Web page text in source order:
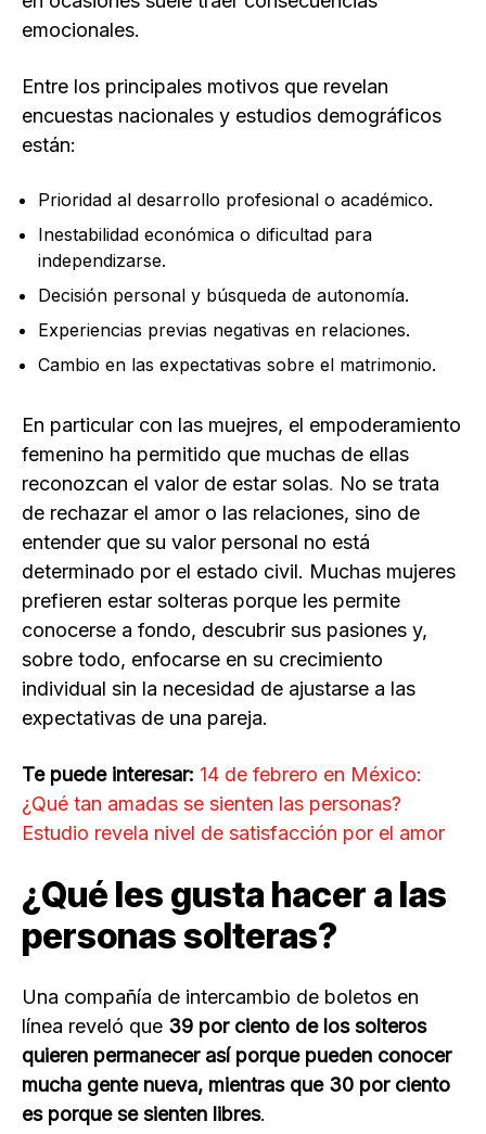
emocionales.
Entre los principales motivos que revelan
encuestas nacionales y estudios demográficos
están:
Prioridad al desarrollo profesional o académico.
Inestabilidad económica o dificultad para
independizarse.
Decisión personal y búsqueda de autonomía.
Experiencias previas negativas en relaciones.
Cambio en las expectativas sobre el matrimonio.
En particular con las muejres, el empoderamiento
femenino ha permitido que muchas de ellas
reconozcan el valor de estar solas. No se trata
de rechazar el amor o las relaciones, sino de
entender que su valor personal no está
determinado por el estado civil. Muchas mujeres
prefieren estar solteras porque les permite
conocerse a fondo, descubrir sus pasiones y,
sobre todo, enfocarse en su crecimiento
individual sin la necesidad de ajustarse a las
expectativas de una pareja.
Te puede interesar: 14 de febrero en México:
¿Qué tan amadas se sienten las personas?
Estudio revela nivel de satisfacción por el amor
¿Qué les gusta hacer a las
personas solteras?
Una compañía de intercambio de boletos en
línea reveló que 39 por ciento de los solteros
quieren permanecer así porque pueden conocer
mucha gente nueva, mientras que 30 por ciento
es porque se sienten libres.